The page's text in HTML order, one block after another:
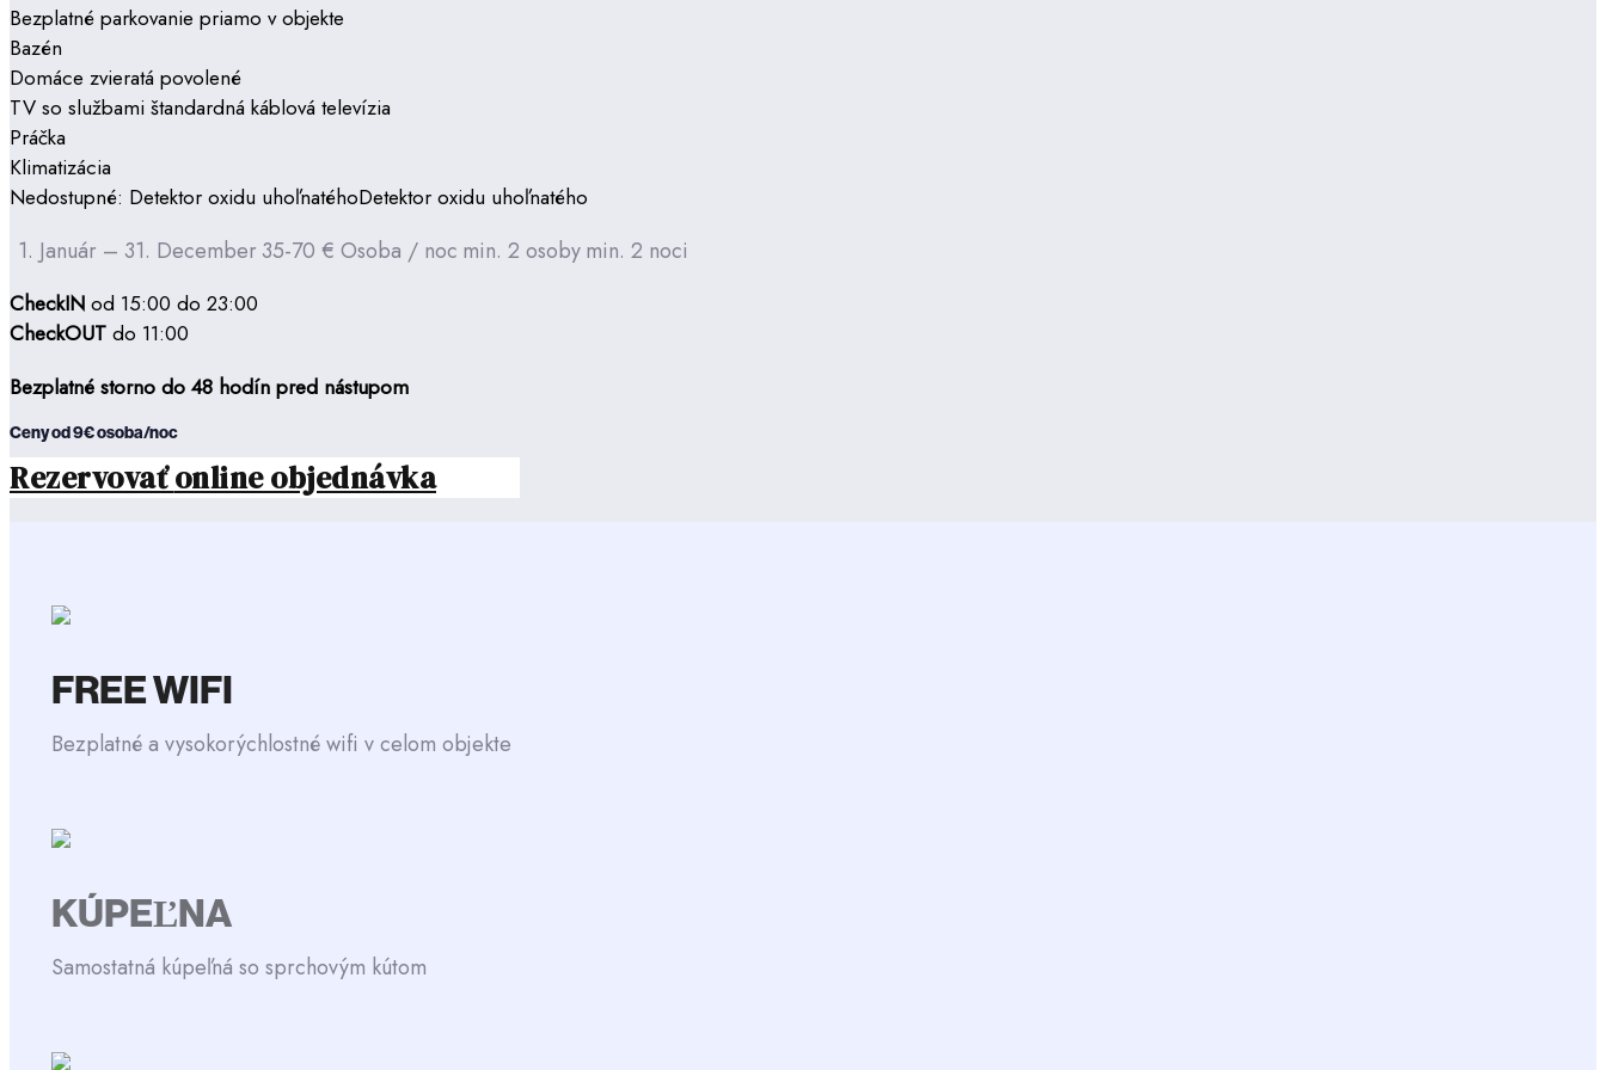
Bezplatné parkovanie priamo v objekte
Bazén
Domáce zvieratá povolené
TV so službami štandardná káblová televízia
Práčka
Klimatizácia
Nedostupné: Detektor oxidu uhoľnatéhoDetektor oxidu uhoľnatého
1. Január – 31. December35-70 € Osoba / noc min. 2 osobymin. 2 noci
CheckIN od 15:00 do 23:00
CheckOUT do 11:00
Bezplatné storno do 48 hodín pred nástupom
Ceny od 9€ osoba/noc
Rezervovaťonline objednávka
FREE WIFI
Bezplatné a vysokorýchlostné wifi v celom objekte
KÚPEĽNA
Samostatná kúpeľná so sprchovým kútom